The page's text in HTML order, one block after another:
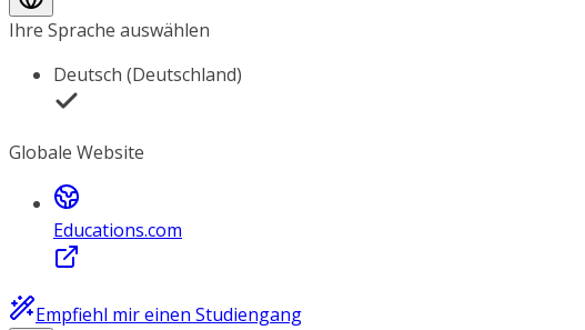
Ihre Sprache auswählen
Deutsch (Deutschland)
Globale Website
Educations.com
Empfiehl mir einen Studiengang